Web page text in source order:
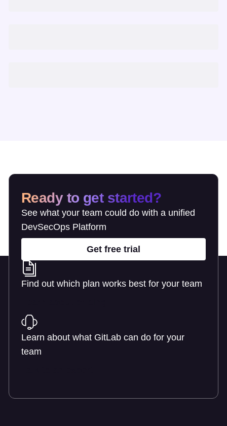
Ready to get started?
See what your team could do with a unified
DevSecOps Platform
Get free trial
Find out which plan works best for your team
Learn about what GitLab can do for your
team